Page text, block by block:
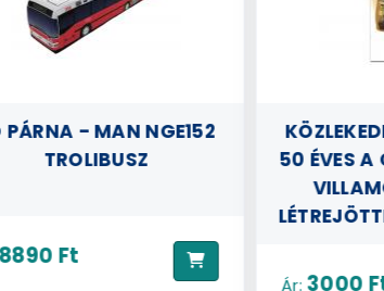
PÁRNA - MAN NGE152
TROLIBUSZ
Ft
50 ÉVES A
Ár: 3000